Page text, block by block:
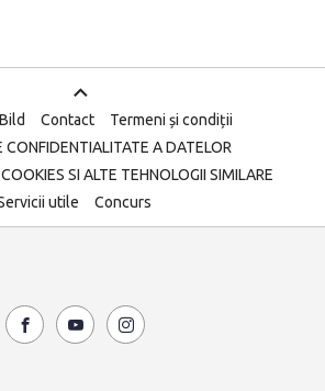
Contact
Termeni și condiții
CONFIDENTIALITATE A DATELOR
SI ALTE TEHNOLOGII SIMILARE
utile
Concurs